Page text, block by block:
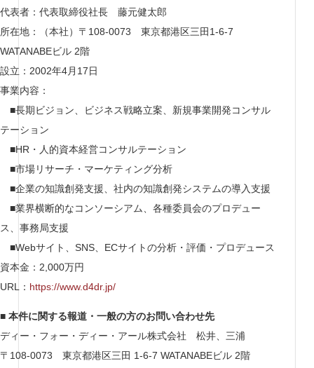
代表者：代表取締役社長 藤元健太郎
所在地：（本社）〒108-0073 東京都港区三田1-6-7
WATANABEビル 2階
設立：2002年4月17日
事業内容：
■長期ビジョン、ビジネス戦略立案、新規事業開発コンサル
テーション
■HR・人的資本経営コンサルテーション
■市場リサーチ・マーケティング分析
■企業の知識創発支援、社内の知識創発システムの導入支援
■業界横断的なコンソーシアム、各種委員会のプロデュー
ス、事務局支援
■Webサイト、SNS、ECサイトの分析・評価・プロデュース
資本金：2,000万円
URL： https://www.d4dr.jp/
■ 本件に関する報道・一般の方のお問い合わせ先
ディー・フォー・ディー・アール株式会社 松井、三浦
〒108-0073 東京都港区三田 1-6-7 WATANABEビル 2階